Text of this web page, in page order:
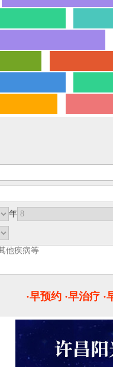
年
·早预约 ·早治疗 ·